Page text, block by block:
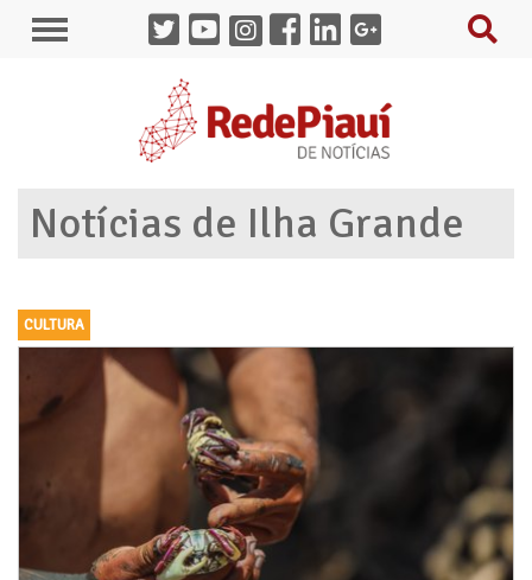
Notícias de Ilha Grande
CULTURA